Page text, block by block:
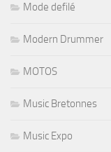
Mode defilé
Modern Drummer
MOTOS
Music Bretonnes
Music Expo